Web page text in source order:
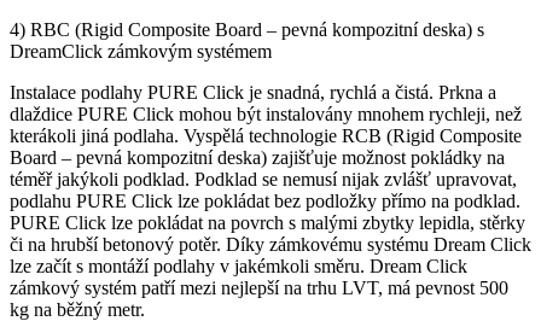
4) RBC (Rigid Composite Board – pevná kompozitní deska) s
DreamClick zámkovým systémem
Instalace podlahy PURE Click je snadná, rychlá a čistá. Prkna a
dlaždice PURE Click mohou být instalovány mnohem rychleji, než
kterákoli jiná podlaha. Vyspělá technologie RCB (Rigid Composite
Board – pevná kompozitní deska) zajišťuje možnost pokládky na
téměř jakýkoli podklad. Podklad se nemusí nijak zvlášť upravovat,
podlahu PURE Click lze pokládat bez podložky přímo na podklad.
PURE Click lze pokládat na povrch s malými zbytky lepidla, stěrky
či na hrubší betonový potěr. Díky zámkovému systému Dream Click
lze začít s montáží podlahy v jakémkoli směru. Dream Click
zámkový systém patří mezi nejlepší na trhu LVT, má pevnost 500
kg na běžný metr.